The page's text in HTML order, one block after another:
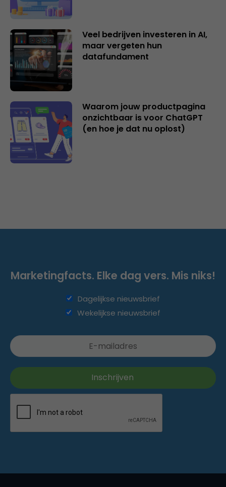
Veel bedrijven investeren in AI,
maar vergeten hun
datafundament
Waarom jouw productpagina
onzichtbaar is voor ChatGPT
(en hoe je dat nu oplost)
Marketingfacts. Elke dag vers. Mis niks!
Dagelijkse nieuwsbrief
Wekelijkse nieuwsbrief